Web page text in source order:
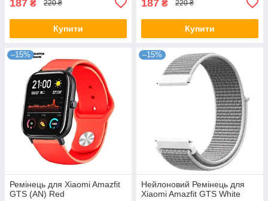
187 ₴ 220 ₴
Купити
187 ₴ 220 ₴
Купити
–15%
Ремінець для Xiaomi Amazfit
GTS (AN) Red
–15%
Нейлоновий Ремінець для
Xiaomi Amazfit GTS White